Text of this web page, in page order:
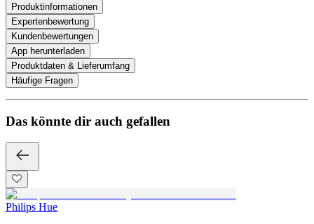
Produktinformationen
Expertenbewertung
Kundenbewertungen
App herunterladen
Produktdaten & Lieferumfang
Häufige Fragen
Das könnte dir auch gefallen
Philips Hue